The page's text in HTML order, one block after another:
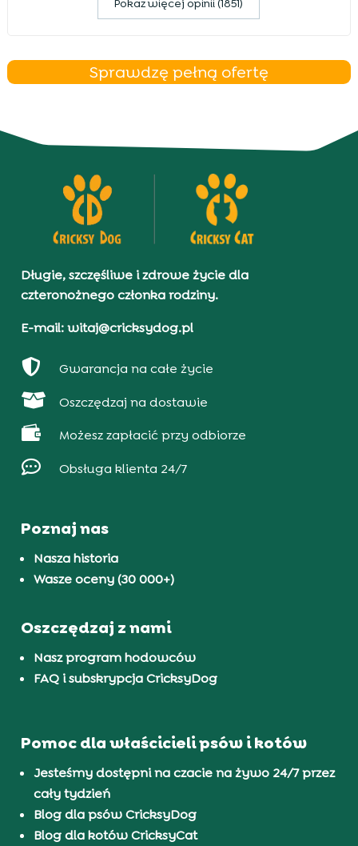
Pokaz więcej opinii (1851)
Sprawdzę pełną ofertę
Długie, szczęśliwe i zdrowe życie dla
czteronożnego członka rodziny.
E-mail: witaj@cricksydog.pl
 Gwarancja na całe życie
 Oszczędzaj na dostawie
 Możesz zapłacić przy odbiorze
 Obsługa klienta 24/7
Poznaj nas
Nasza historia
Wasze oceny (30 000+)
Oszczędzaj z nami
Nasz program hodowców
FAQ i subskrypcja CricksyDog
Pomoc dla właścicieli psów i kotów
Jesteśmy dostępni na czacie na żywo 24/7 przez
cały tydzień
Blog dla psów CricksyDog
Blog dla kotów CricksyCat